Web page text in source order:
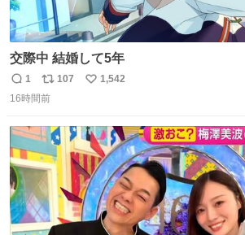
交際中 結婚して5年
返
信
1
リ
ポ
ト
数
107
い
数
1,542
16時間前